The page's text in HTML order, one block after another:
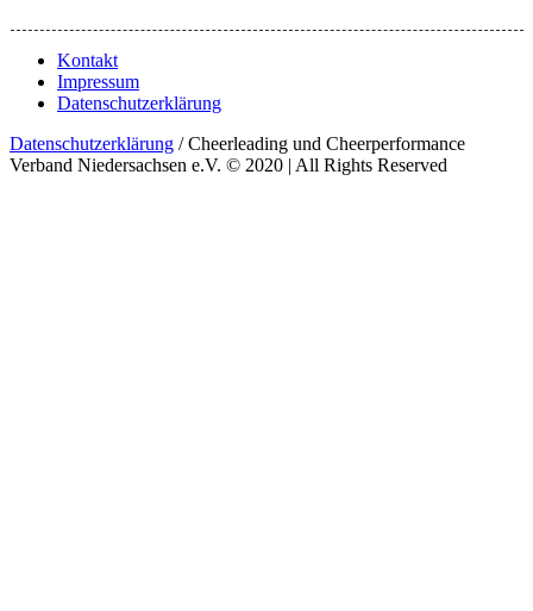
Kontakt
Impressum
Datenschutzerklärung
Datenschutzerklärung / Cheerleading und Cheerperformance
Verband Niedersachsen e.V. © 2020 | All Rights Reserved